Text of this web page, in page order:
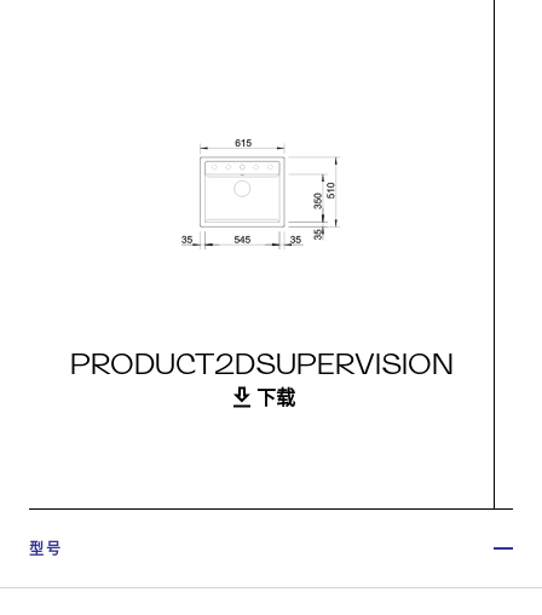
PRODUCT2DSUPERVISION
下载
型号